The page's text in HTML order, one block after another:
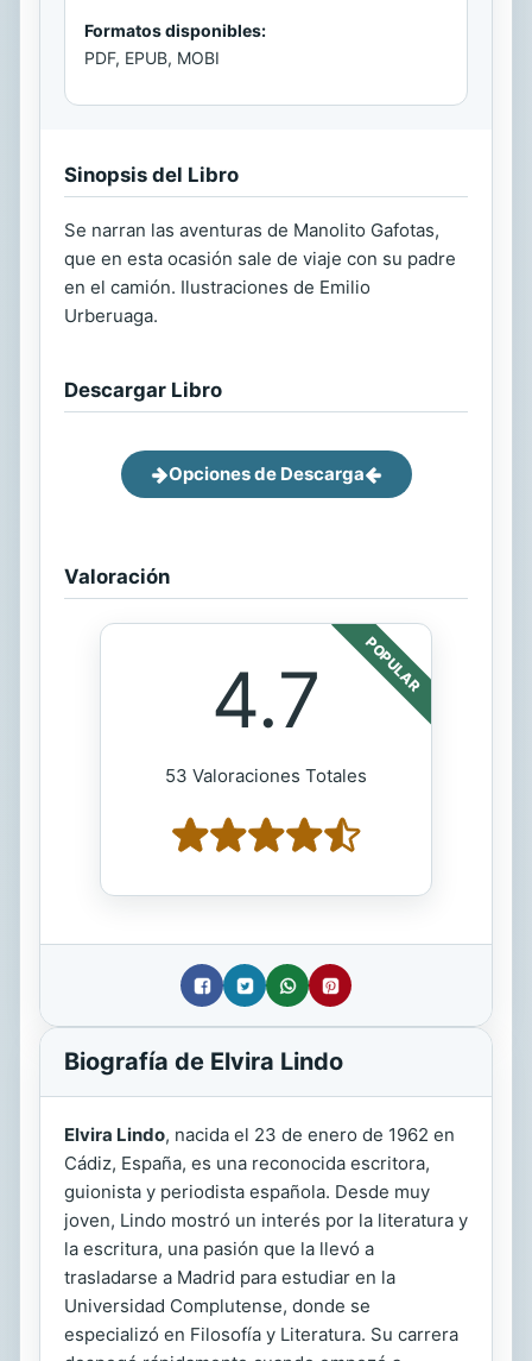
Formatos disponibles:
PDF, EPUB, MOBI
Sinopsis del Libro
Se narran las aventuras de Manolito Gafotas,
que en esta ocasión sale de viaje con su padre
en el camión. Ilustraciones de Emilio
Urberuaga.
Descargar Libro
Opciones de Descarga
Valoración
POPULAR
4.7
53 Valoraciones Totales
Biografía de Elvira Lindo
Elvira Lindo, nacida el 23 de enero de 1962 en
Cádiz, España, es una reconocida escritora,
guionista y periodista española. Desde muy
joven, Lindo mostró un interés por la literatura y
la escritura, una pasión que la llevó a
trasladarse a Madrid para estudiar en la
Universidad Complutense, donde se
especializó en Filosofía y Literatura. Su carrera